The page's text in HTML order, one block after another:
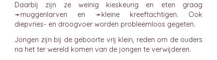
Daarbij zijn ze weinig kieskeurig en eten graag
➛muggenlarven en ➛kleine kreeftachtigen. Ook
diepvries- en droogvoer worden probleemloos gegeten.
Jongen zijn bij de geboorte vrij klein, reden om de ouders
na het ter wereld komen van de jongen te verwijderen.